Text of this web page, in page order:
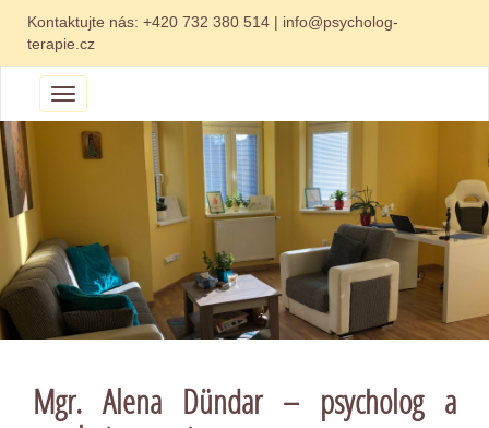
Kontaktujte nás: +420 732 380 514 | info@psycholog-
terapie.cz
Menu
Mgr. Alena Dündar – psycholog a